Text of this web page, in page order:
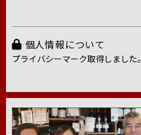
個人情報について
プライバシーマーク取得しました。